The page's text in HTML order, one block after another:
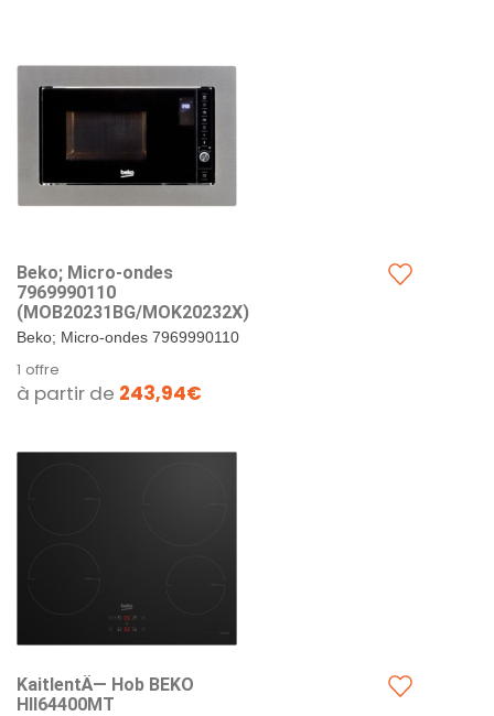
Beko; Micro-ondes
7969990110
(MOB20231BG/MOK20232X)
Beko; Micro-ondes 7969990110
1 offre
à partir de 243,94€
KaitlentÄ— Hob BEKO
HII64400MT